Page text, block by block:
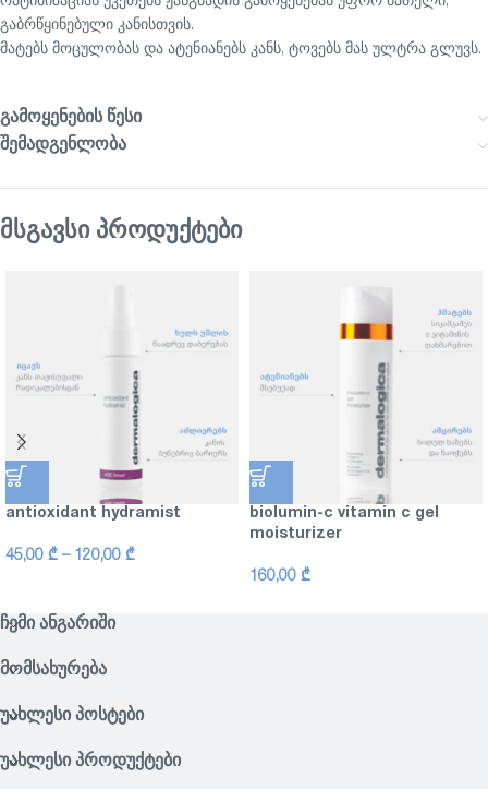
გაბრწყინებული კანისთვის.
მატებს მოცულობას და ატენიანებს კანს, ტოვებს მას ულტრა გლუვს.
გამოყენების წესი
შემადგენლობა
მსგავსი პროდუქტები
antioxidant hydramist
45,00 ₾ – 120,00 ₾
biolumin-c vitamin c gel
moisturizer
160,00 ₾
ᲩᲔᲛᲘ ᲐᲜᲒᲐᲠᲘᲨᲘ
ᲛᲝᲛᲡᲐᲮᲣᲠᲔᲑᲐ
ᲣᲐᲮᲚᲔᲡᲘ ᲞᲝᲡᲢᲔᲑᲘ
ᲣᲐᲮᲚᲔᲡᲘ ᲞᲠᲝᲓᲣᲥᲢᲔᲑᲘ